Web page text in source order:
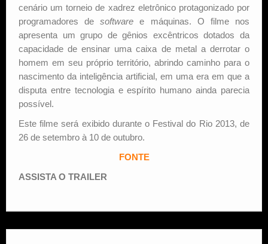
cenário um torneio de xadrez eletrônico protagonizado por
programadores desoftware e máquinas. O filme nos
apresenta um grupo de gênios excêntricos dotados da
capacidade de ensinar uma caixa de metal a derrotar o
homem em seu próprio território, abrindo caminho para o
nascimento da inteligência artificial, em uma era em que a
disputa entre tecnologia e espírito humano ainda parecia
possível.
Este filme será exibido durante o Festival do Rio 2013, de
26 de setembro à 10 de outubro.
FONTE
ASSISTA O TRAILER